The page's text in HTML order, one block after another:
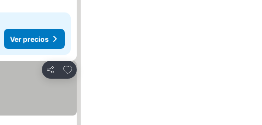
Ver precios
Compartir
Agregar a favoritos